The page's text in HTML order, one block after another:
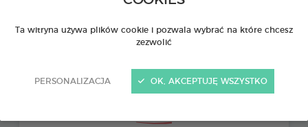
Ta witryna używa plików cookie i pozwala wybrać na które chcesz
zezwolić
PERSONALIZACJA OK, AKCEPTUJĘ WSZYSTKO